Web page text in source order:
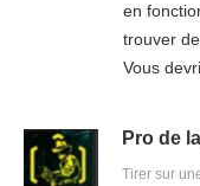
en
trouver
Vous
Pro de
Tirer sur